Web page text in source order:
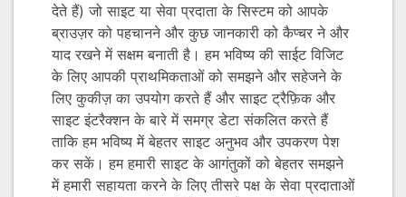
देते हैं) जो साइट या सेवा प्रदाता के सिस्टम को आपके
ब्राउज़र को पहचानने और कुछ जानकारी को कैप्चर ने और
याद रखने में सक्षम बनाती है। हम भविष्य की साईट विजिट
के लिए आपकी प्राथमिकताओं को समझने और सहेजने के
लिए कुकीज़ का उपयोग करते हैं और साइट ट्रैफ़िक और
साइट इंटरैक्शन के बारे में समग्र डेटा संकलित करते हैं
ताकि हम भविष्य में बेहतर साइट अनुभव और उपकरण पेश
कर सकें। हम हमारी साइट के आगंतुकों को बेहतर समझने
में हमारी सहायता करने के लिए तीसरे पक्ष के सेवा प्रदाताओं